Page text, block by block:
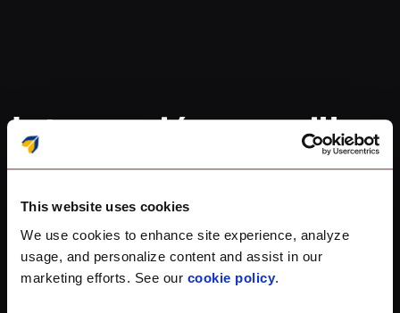
This website uses cookies
We use cookies to enhance site experience, analyze
usage, and personalize content and assist in our
marketing efforts. See our cookie policy.
Integración sencilla
para proteger sus
dispositivos
corporativos.